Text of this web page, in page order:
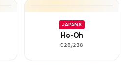
JAPANS
Ho-Oh
026/238